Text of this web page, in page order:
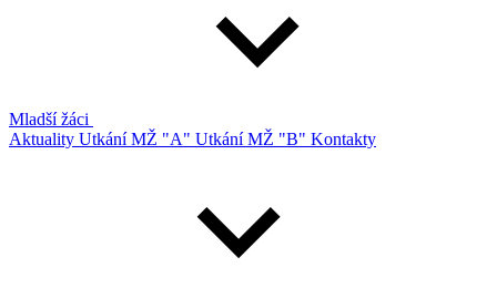
Mladší žáci
Aktuality Utkání MŽ "A" Utkání MŽ "B" Kontakty